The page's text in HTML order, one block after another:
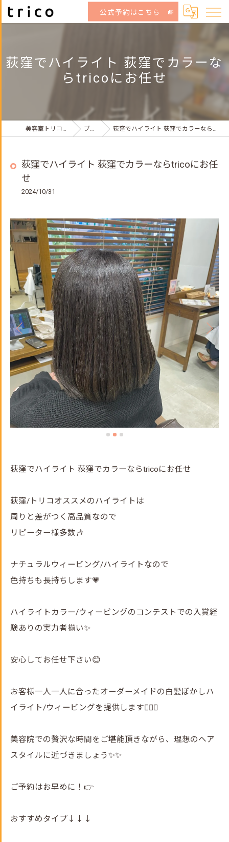
公式予約はこちら
荻窪でハイライト 荻窪でカラーな
らtricoにお任せ
美容室トリコ荻窪店 ブログ 荻窪でハイライト 荻窪でカラーならtricoにお任せ
荻窪でハイライト 荻窪でカラーならtricoにお任
せ
2024/10/31
荻窪でハイライト 荻窪でカラーならtricoにお任せ
荻窪/トリコオススメのハイライトは
周りと差がつく高品質なので
リピーター様多数🎶
ナチュラルウィービング/ハイライトなので
色持ちも長持ちします💗
ハイライトカラー/ウィービングのコンテストでの入賞経
験ありの実力者揃い✨
安心してお任せ下さい😊
お客様一人一人に合ったオーダーメイドの白髪ぼかしハ
イライト/ウィービングを提供します💇‍♀️✨
美容院での贅沢な時間をご堪能頂きながら、理想のヘア
スタイルに近づきましょう✨✨
ご予約はお早めに！👉
おすすめタイプ↓↓↓